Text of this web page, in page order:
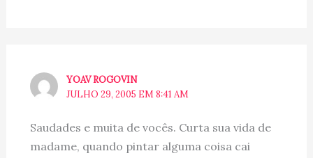
YOAV ROGOVIN
JULHO 29, 2005 EM 8:41 AM
Saudades e muita de vocês. Curta sua vida de
madame, quando pintar alguma coisa cai